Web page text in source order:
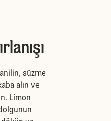
süzme
alın ve
Limon